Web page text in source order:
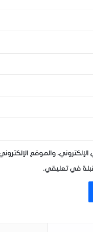
والموقع
في تعليقي.